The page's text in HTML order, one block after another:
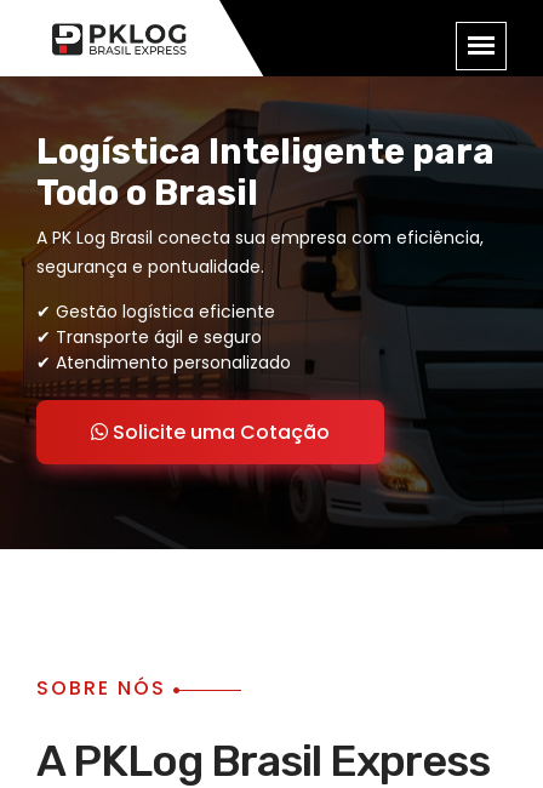
Logística Inteligente para
Todo o Brasil
A PK Log Brasil conecta sua empresa com eficiência,
segurança e pontualidade.
✔ Gestão logística eficiente
✔ Transporte ágil e seguro
✔ Atendimento personalizado
Solicite uma Cotação
SOBRE NÓS
A PKLog Brasil Express